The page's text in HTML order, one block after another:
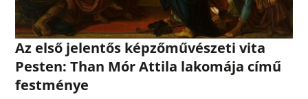
Az első jelentős képzőművészeti vita
Pesten: Than Mór Attila lakomája című
festménye